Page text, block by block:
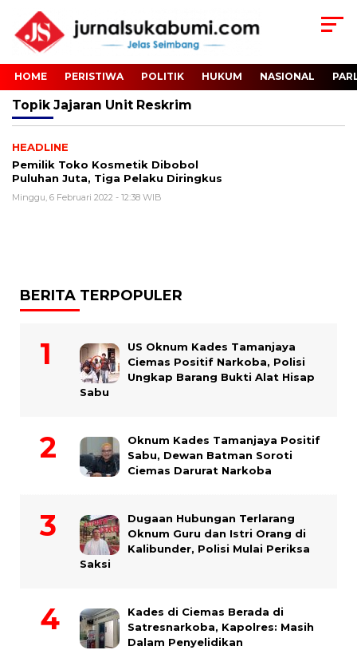
HOME PERISTIWA POLITIK HUKUM NASIONAL
Topik Jajaran Unit Reskrim
HEADLINE
Pemilik Toko Kosmetik Dibobol
Puluhan Juta, Tiga Pelaku Diringkus
Minggu, 6 Februari 2022 - 12:38 WIB
BERITA TERPOPULER
US Oknum Kades Tamanjaya
Ciemas Positif Narkoba, Polisi
Ungkap Barang Bukti Alat Hisap
Sabu
Oknum Kades Tamanjaya Positif
Sabu, Dewan Batman Soroti
Ciemas Darurat Narkoba
Dugaan Hubungan Terlarang
Oknum Guru dan Istri Orang di
Kalibunder, Polisi Mulai Periksa
Saksi
Kades di Ciemas Berada di
Satresnarkoba, Kapolres: Masih
Dalam Penyelidikan